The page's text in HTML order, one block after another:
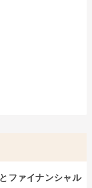
ファイナンシャル